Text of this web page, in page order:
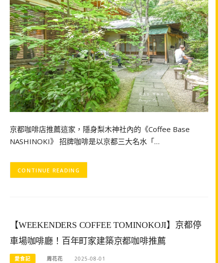
京都咖啡店推薦這家，隱身梨木神社內的《Coffee Base
NASHINOKI》 招牌咖啡是以京都三大名水「…
CONTINUE READING
【WEEKENDERS COFFEE TOMINOKOJI】京都停
車場咖啡廳！百年町家建築京都咖啡推薦
愛食記 周花花 2025-08-01